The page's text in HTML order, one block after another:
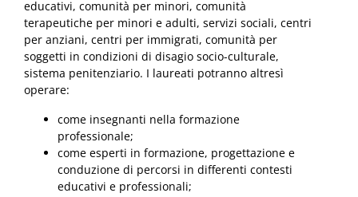
educativi, comunità per minori, comunità
terapeutiche per minori e adulti, servizi sociali, centri
per anziani, centri per immigrati, comunità per
soggetti in condizioni di disagio socio-culturale,
sistema penitenziario. I laureati potranno altresì
operare:
come insegnanti nella formazione
professionale;
come esperti in formazione, progettazione e
conduzione di percorsi in differenti contesti
educativi e professionali;